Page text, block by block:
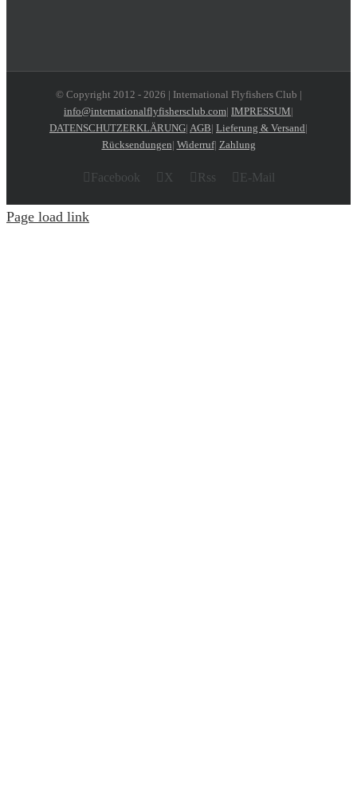
© Copyright 2012 - 2026 | International Flyfishers Club |
info@internationalflyfishersclub.com| IMPRESSUM|
DATENSCHUTZERKLÄRUNG| AGB| Lieferung & Versand|
Rücksendungen| Widerruf| Zahlung
Facebook X Rss E-Mail
Page load link